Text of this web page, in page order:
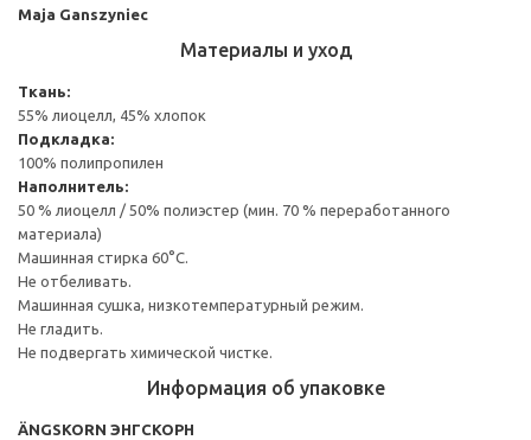
Maja Ganszyniec
Материалы и уход
Ткань:
55% лиоцелл, 45% хлопок
Подкладка:
100% полипропилен
Наполнитель:
50 % лиоцелл / 50% полиэстер (мин. 70 % переработанного
материала)
Машинная стирка 60°С.
Не отбеливать.
Машинная сушка, низкотемпературный режим.
Не гладить.
Не подвергать химической чистке.
Информация об упаковке
ÄNGSKORN ЭНГСКОРН